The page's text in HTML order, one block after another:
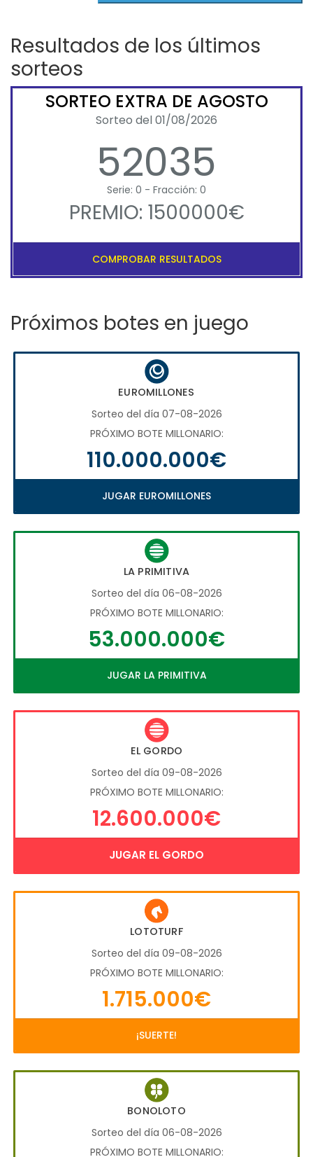
Resultados de los últimos
sorteos
SORTEO EXTRA DE AGOSTO
Sorteo del 01/08/2026
52035
Serie: 0 - Fracción: 0
PREMIO: 1500000€
COMPROBAR RESULTADOS
Próximos botes en juego
EUROMILLONES
Sorteo del día 07-08-2026
PRÓXIMO BOTE MILLONARIO:
110.000.000€
JUGAR EUROMILLONES
LA PRIMITIVA
Sorteo del día 06-08-2026
PRÓXIMO BOTE MILLONARIO:
53.000.000€
JUGAR LA PRIMITIVA
EL GORDO
Sorteo del día 09-08-2026
PRÓXIMO BOTE MILLONARIO:
12.600.000€
JUGAR EL GORDO
LOTOTURF
Sorteo del día 09-08-2026
PRÓXIMO BOTE MILLONARIO:
1.715.000€
¡SUERTE!
BONOLOTO
Sorteo del día 06-08-2026
PRÓXIMO BOTE MILLONARIO: